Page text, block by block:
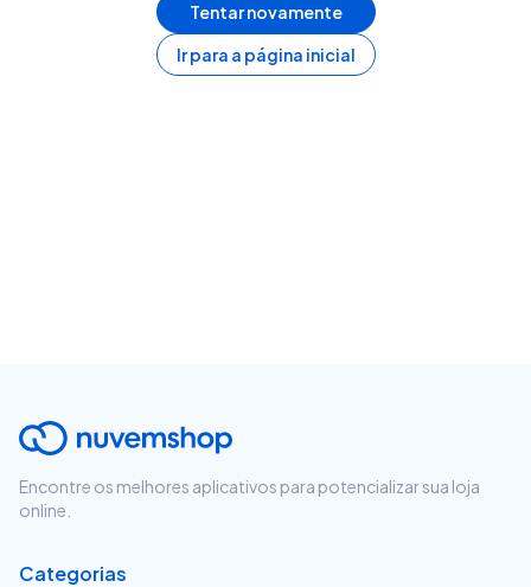
Tentar novamente
Ir para a página inicial
Encontre os melhores aplicativos para potencializar sua loja
online.
Categorias